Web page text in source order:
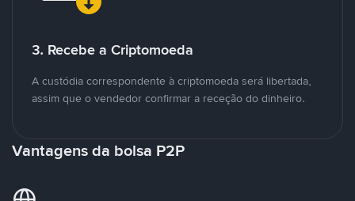
3. Recebe a Criptomoeda
A custódia correspondente à criptomoeda será libertada,
assim que o vendedor confirmar a receção do dinheiro.
Vantagens da bolsa P2P